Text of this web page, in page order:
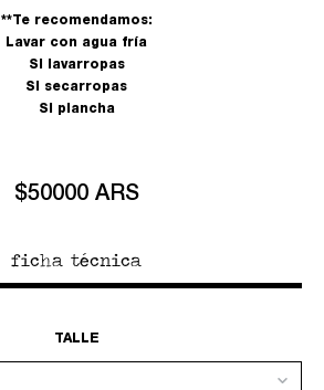
**Te recomendamos:
Lavar con agua fría
SI lavarropas
SI secarropas
SI plancha
$50000 ARS
ficha técnica
TALLE